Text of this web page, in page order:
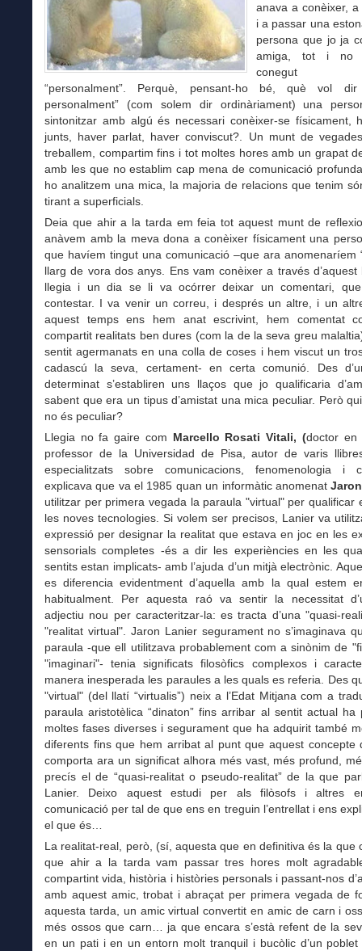
anava a conèixer,
i a passar una
persona que jo ja
amiga, tot i no
conegut
“personalment”. Perquè, pensant-ho bé, què vol dir
personalment” (com solem dir ordinàriament) una
sintonitzar amb algú és necessari conèixer-se físicament,
junts, haver parlat, haver conviscut?. Un munt de
treballem, compartim fins i tot moltes hores amb un grapat
amb les que no establim cap mena de comunicació
ho analitzem una mica, la majoria de relacions que tenim
tirant a superficials.
Deia que ahir a la tarda em feia tot aquest munt de
anàvem amb la meva dona a conèixer físicament una
que havíem tingut una comunicació –que ara anomenaríem
llarg de vora dos anys. Ens vam conèixer a través d’aquest
llegia i un dia se li va ocórrer deixar un comentari,
contestar. I va venir un correu, i després un altre, i un
aquest temps ens hem anat escrivint, hem comentat
compartit realitats ben dures (com la de la seva greu
sentit agermanats en una colla de coses i hem viscut un
cadascú la seva, certament- en certa comunió. Des
determinat s’establiren uns llaços que jo qualificaria
sabent que era un tipus d’amistat una mica peculiar. Però
no és peculiar?
Llegia no fa gaire com Marcello Rosati Vitali, (doctor en
professor de la Universidad de Pisa, autor de varis
especialitzats sobre comunicacions, fenomenologia i
explicava que va el 1985 quan un informàtic anomenat
utilitzar per primera vegada la paraula "virtual" per qualificar
les noves tecnologies. Si volem ser precisos, Lanier va
expressió per designar la realitat que estava en joc en les
sensorials completes -és a dir les experiències en les
sentits estan implicats- amb l’ajuda d’un mitjà electrònic.
es diferencia evidentment d’aquella amb la qual estem
habitualment. Per aquesta raó va sentir la necessitat
adjectiu nou per caracteritzar-la: es tracta d’una "quasi-
"realitat virtual". Jaron Lanier segurament no s’imaginava
paraula -que ell utilitzava probablement com a sinònim de
"imaginari"- tenia significats filosòfics complexos i
manera inesperada les paraules a les quals es referia. Des
"virtual" (del llatí “virtualis”) neix a l’Edat Mitjana com a
paraula aristotèlica “dinaton” fins arribar al sentit actual ha
moltes fases diverses i segurament que ha adquirit també
diferents fins que hem arribat al punt que aquest concepte
comporta ara un significat alhora més vast, més profund,
precís el de “quasi-realitat o pseudo-realitat” de la que
Lanier. Deixo aquest estudi per als filòsofs i altres
comunicació per tal de que ens en treguin l’entrellat i ens
el que és…
La realitat-real, però, (sí, aquesta que en definitiva és la que
que ahir a la tarda vam passar tres hores molt
compartint vida, història i històries personals i passant-nos
amb aquest amic, trobat i abraçat per primera vegada de
aquesta tarda, un amic virtual convertit en amic de carn i
més ossos que carn… ja que encara s’està refent de la
en un pati i en un entorn molt tranquil i bucòlic d’un